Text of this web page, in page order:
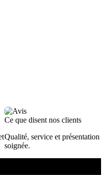
Ce que disent nos clients
Qualité, service et présentation
soignée.